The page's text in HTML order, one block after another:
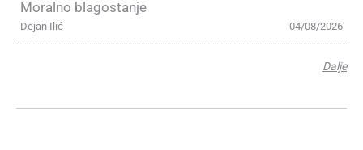
Moralno blagostanje
04/08/2026
Dejan Ilić
Dalje